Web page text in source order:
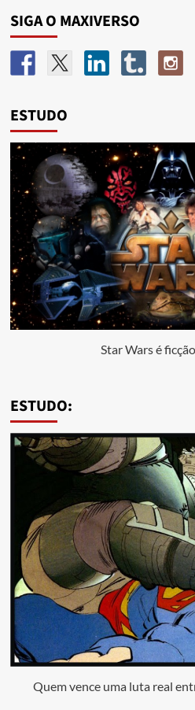
SIGA O MAXIVERSO
ESTUDO
Star Wars é
ESTUDO:
Quem vence uma luta real